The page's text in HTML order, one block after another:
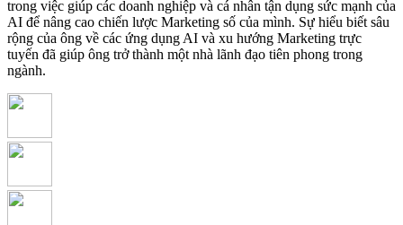
trong việc giúp các doanh nghiệp và cá nhân tận dụng sức mạnh của
AI để nâng cao chiến lược Marketing số của mình. Sự hiểu biết sâu
rộng của ông về các ứng dụng AI và xu hướng Marketing trực
tuyến đã giúp ông trở thành một nhà lãnh đạo tiên phong trong
ngành.